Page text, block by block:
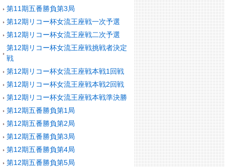
第11期五番勝負第3局
第12期リコー杯女流王座戦一次予選
第12期リコー杯女流王座戦二次予選
第12期リコー杯女流王座戦挑戦者決定
戦
第12期リコー杯女流王座戦本戦1回戦
第12期リコー杯女流王座戦本戦2回戦
第12期リコー杯女流王座戦本戦準決勝
第12期五番勝負第1局
第12期五番勝負第2局
第12期五番勝負第3局
第12期五番勝負第4局
第12期五番勝負第5局